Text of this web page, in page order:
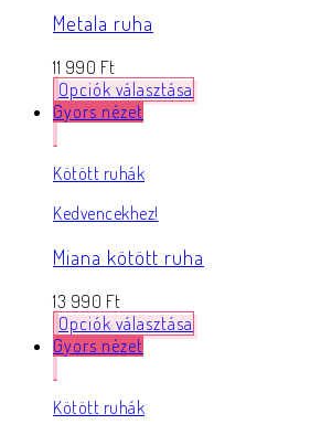
Metala ruha
11 990 Ft
Opciók választása
Gyors nézet
Kötött ruhák
Kedvencekhez!
Miana kötött ruha
13 990 Ft
Opciók választása
Gyors nézet
Kötött ruhák